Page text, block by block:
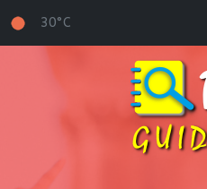
30°C